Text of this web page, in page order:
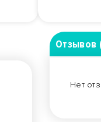
Отзывов
Нет